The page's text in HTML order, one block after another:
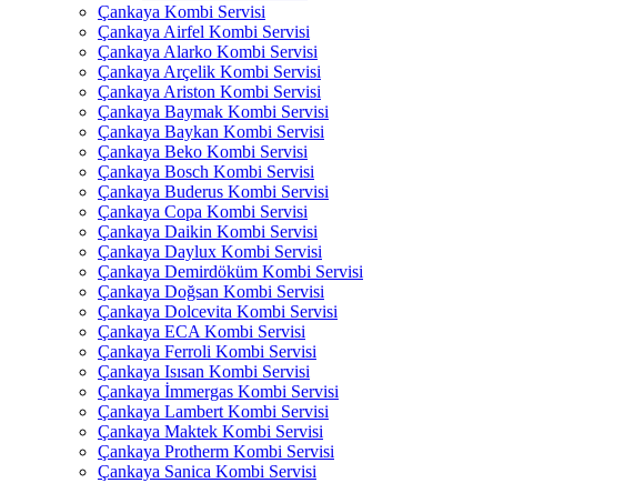
Çankaya Kombi Servisi
Çankaya Airfel Kombi Servisi
Çankaya Alarko Kombi Servisi
Çankaya Arçelik Kombi Servisi
Çankaya Ariston Kombi Servisi
Çankaya Baymak Kombi Servisi
Çankaya Baykan Kombi Servisi
Çankaya Beko Kombi Servisi
Çankaya Bosch Kombi Servisi
Çankaya Buderus Kombi Servisi
Çankaya Copa Kombi Servisi
Çankaya Daikin Kombi Servisi
Çankaya Daylux Kombi Servisi
Çankaya Demirdöküm Kombi Servisi
Çankaya Doğsan Kombi Servisi
Çankaya Dolcevita Kombi Servisi
Çankaya ECA Kombi Servisi
Çankaya Ferroli Kombi Servisi
Çankaya Isısan Kombi Servisi
Çankaya İmmergas Kombi Servisi
Çankaya Lambert Kombi Servisi
Çankaya Maktek Kombi Servisi
Çankaya Protherm Kombi Servisi
Çankaya Sanica Kombi Servisi